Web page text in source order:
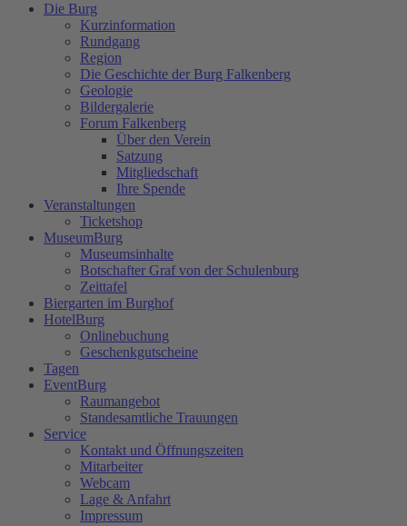
Die Burg
Kurzinformation
Rundgang
Region
Die Geschichte der Burg Falkenberg
Geologie
Bildergalerie
Forum Falkenberg
Über den Verein
Satzung
Mitgliedschaft
Ihre Spende
Veranstaltungen
Ticketshop
MuseumBurg
Museumsinhalte
Botschafter Graf von der Schulenburg
Zeittafel
Biergarten im Burghof
HotelBurg
Onlinebuchung
Geschenkgutscheine
Tagen
EventBurg
Raumangebot
Standesamtliche Trauungen
Service
Kontakt und Öffnungszeiten
Mitarbeiter
Webcam
Lage & Anfahrt
Impressum